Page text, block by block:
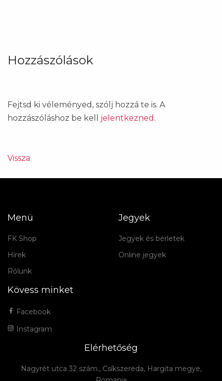
Hozzászólások
Fejtsd ki véleményed, szólj hozzá te is. A
hozzászóláshoz be kell jelentkezned .
Vissza
Menü
FK Shop
Hírek
Rólunk
Jegyek
Jegyek és bérletek
Online jegyek
Kövess minket
Facebook
Instagram
Elérhetőség
Nagyrét utca 32 szám., Csíkszereda, Hargita megye,